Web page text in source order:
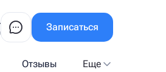
Записаться
Отзывы Еще